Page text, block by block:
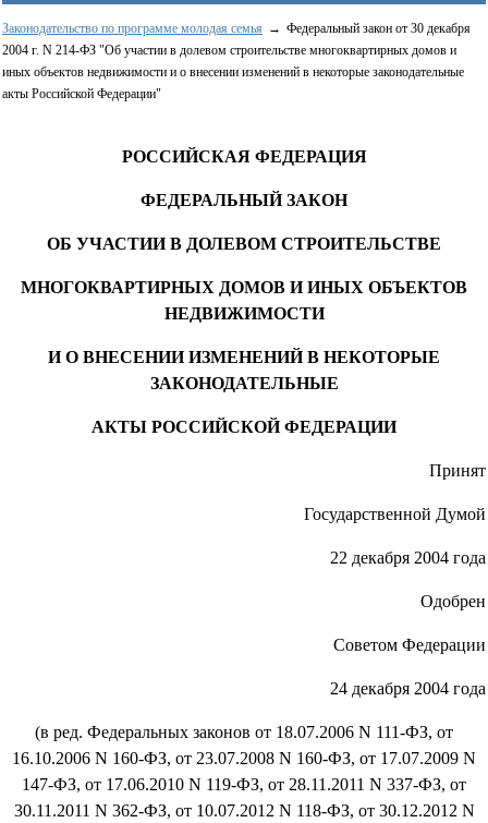
Законодательство по программе молодая семья
Федеральный закон от 30 декабря
2004 г. N 214-ФЗ "Об участии в долевом строительстве многоквартирных домов и
иных объектов недвижимости и о внесении изменений в некоторые законодательные
акты Российской Федерации"
РОССИЙСКАЯ ФЕДЕРАЦИЯ
ФЕДЕРАЛЬНЫЙ ЗАКОН
ОБ УЧАСТИИ В ДОЛЕВОМ СТРОИТЕЛЬСТВЕ
МНОГОКВАРТИРНЫХ ДОМОВ И ИНЫХ ОБЪЕКТОВ
НЕДВИЖИМОСТИ
И О ВНЕСЕНИИ ИЗМЕНЕНИЙ В НЕКОТОРЫЕ
ЗАКОНОДАТЕЛЬНЫЕ
АКТЫ РОССИЙСКОЙ ФЕДЕРАЦИИ
Принят
Государственной Думой
22 декабря 2004 года
Одобрен
Советом Федерации
24 декабря 2004 года
(в ред. Федеральных законов от 18.07.2006 N 111-ФЗ, от
16.10.2006 N 160-ФЗ, от 23.07.2008 N 160-ФЗ, от 17.07.2009 N
147-ФЗ, от 17.06.2010 N 119-ФЗ, от 28.11.2011 N 337-ФЗ, от
30.11.2011 N 362-ФЗ, от 10.07.2012 N 118-ФЗ, от 30.12.2012 N